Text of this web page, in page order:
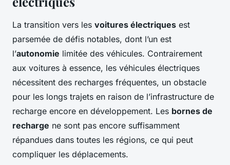
La transition vers les voitures électriques est
parsemée de défis notables, dont l’un est
l’autonomie limitée des véhicules. Contrairement
aux voitures à essence, les véhicules électriques
nécessitent des recharges fréquentes, un obstacle
pour les longs trajets en raison de l’infrastructure de
recharge encore en développement. Les bornes de
recharge ne sont pas encore suffisamment
répandues dans toutes les régions, ce qui peut
compliquer les déplacements.